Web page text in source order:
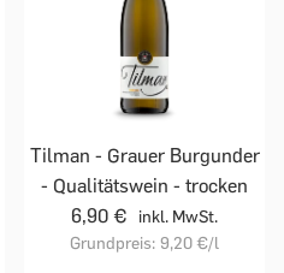
Tilman - Grauer Burgunder
- Qualitätswein - trocken
6,90 €
inkl. MwSt.
Grundpreis: 9,20 €/l